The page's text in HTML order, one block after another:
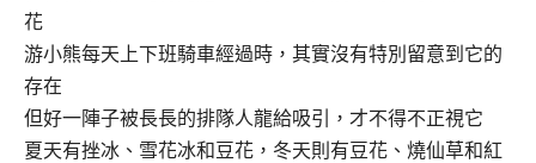
花
游小熊每天上下班騎車經過時，其實沒有特別留意到它的
存在
但好一陣子被長長的排隊人龍給吸引，才不得不正視它
夏天有挫冰、雪花冰和豆花，冬天則有豆花、燒仙草和紅